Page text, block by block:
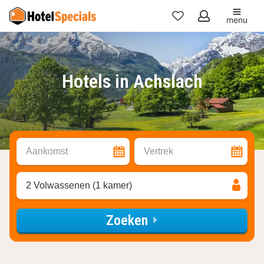
Mijn
favorieten
menu
Hotels in Achslach
Aankomst Vertrek
2 Volwassenen (1 kamer)
Zoeken